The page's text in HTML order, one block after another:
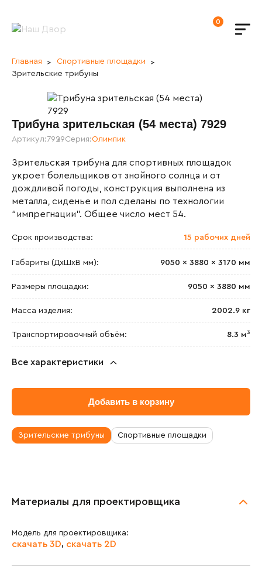
0
Главная
Спортивные площадки
Зрительские трибуны
Трибуна зрительская (54 места) 7929
Артикул:7929Серия:Олимпик
Зрительская трибуна для спортивных площадок
укроет болельщиков от знойного солнца и от
дождливой погоды, конструкция выполнена из
металла, сиденье и пол сделаны по технологии
“импрегнации”. Общее число мест 54.
Срок производства: 15 рабочих дней
Габариты (ДхШxВ мм): 9050 × 3880 × 3170 мм
Размеры площадки: 9050 × 3880 мм
Масса изделия: 2002.9 кг
Транспортировочный объём: 8.3 м³
Все характеристики
Добавить в корзину
Зрительские трибуны Спортивные площадки
Материалы для проектировщика
Модель для проектировщика:
скачать 3D, скачать 2D